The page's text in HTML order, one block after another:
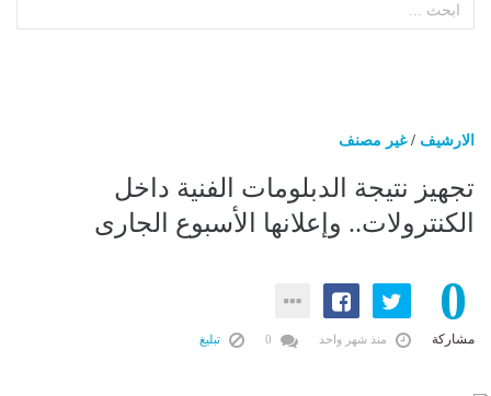
الارشيف /غير مصنف
تجهيز نتيجة الدبلومات الفنية داخل
الكنترولات.. وإعلانها الأسبوع الجارى
0
مشاركة منذ شهر واحد تبليغ